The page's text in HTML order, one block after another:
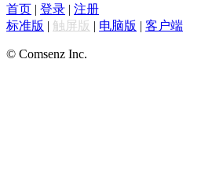
首页 | 登录 | 注册
标准版 | 触屏版 | 电脑版 | 客户端
© Comsenz Inc.